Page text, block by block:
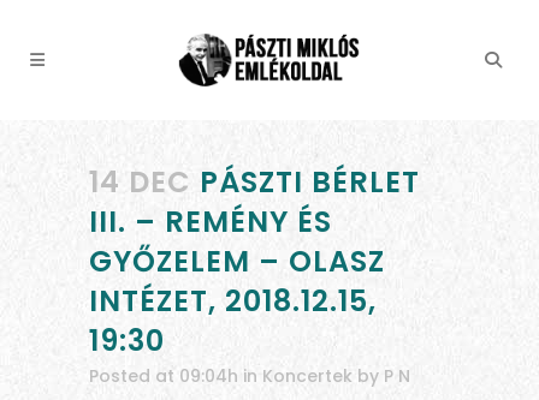
14 DEC PÁSZTI BÉRLET
III. – REMÉNY ÉS
GYŐZELEM – OLASZ
INTÉZET, 2018.12.15,
19:30
Posted at 09:04h in Koncertek by P N